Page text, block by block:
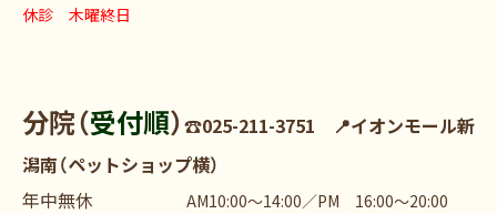
休診 木曜終日
分院（受付順） ☎025-211-3751 📍イオンモール新
潟南（ペットショップ横）
年中無休
AM10:00～14:00／PM 16:00～20:00